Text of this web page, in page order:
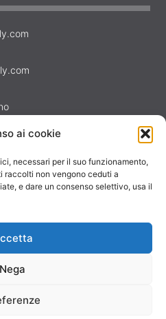
ai cookie
necessari per il suo funzionamento,
raccolti non vengono ceduti a
e dare un consenso selettivo, usa il
Nega